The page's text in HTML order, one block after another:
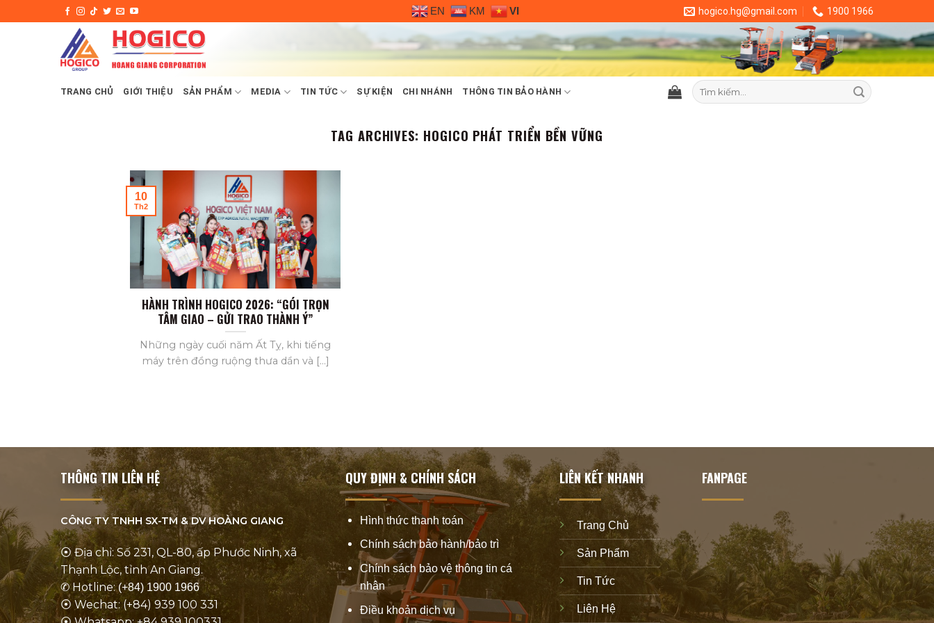
to
EN KM VI hogico.hg@gmail.com 1900 1966
TRANG CHỦ GIỚI THIỆU SẢN PHẨM MEDIA TIN TỨC SỰ KIỆN CHI NHÁNH THÔNG TIN BẢO HÀNH
Tìm
kiếm:
TAG ARCHIVES: HOGICO PHÁT TRIỂN BỀN VỮNG
HÀNH TRÌNH HOGICO 2026: “GÓI TRỌN
TÂM GIAO – GỬI TRAO THÀNH Ý”
Những ngày cuối năm Ất Tỵ, khi tiếng
máy trên đồng ruộng thưa dần và [...]
10
Th2
THÔNG TIN LIÊN HỆ
CÔNG TY TNHH SX-TM & DVHOÀNG GIANG
⦿ Địa chỉ: Số 231, QL-80, ấp Phước Ninh, xã
Thạnh Lộc, tỉnh An Giang.
✆ Hotline:(+84) 1900 1966
⦿ Wechat: (+84) 939 100 331
QUY ĐỊNH & CHÍNH SÁCH
Hình thức thanh toán
Chính sách bảo hành/bảo trì
Chính sách bảo vệ thông tin cá
nhân
Điều khoản dịch vụ
LIÊN KẾT NHANH
Trang Chủ
Sản Phẩm
Tin Tức
Liên Hệ
FANPAGE